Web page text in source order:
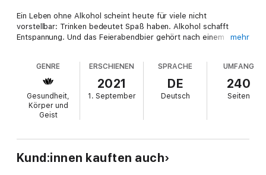
Ein Leben ohne Alkohol scheint heute für viele nicht
vorstellbar: Trinken bedeutet Spaß haben. Alkohol schafft
Entspannung. Und das Feierabendbier gehört nach einem
ins Gegenteil um? Wann wird "ein Gläschen" zur Sucht? Und wie
befreit man sich von der Vorstellung, Alkohol gehöre
zwangsläufig zu einem lustigen Abend dazu?
Vlada Mättig und Katharina Vogt sind Freundinnen seit
Kindheitstagen und kennen die Schattenseiten des
selbstbestimmtes Leben. Als Sobriety-Mentorinnen beraten sie
mehr
GENRE
Gesundheit,
Körper und
Geist
ERSCHIENEN
2021
1. September
SPRACHE
DE
Deutsch
UMFANG
240
Seiten
Kund:innen kauften auch